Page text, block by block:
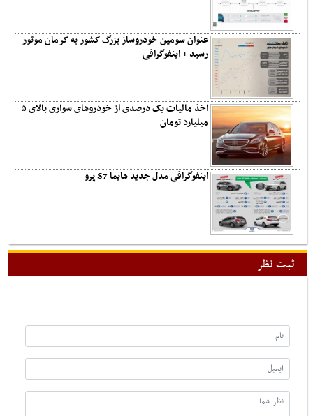
عنوان سومین خودروساز بزرگ کشور به کرمان موتور
رسید + اینفوگرافی
اخذ مالیات یک درصدی از خودروهای سواری بالای ۵
میلیارد تومان
اینفوگرافی مدل جدید هایما S7 پرو
ثبت نظر